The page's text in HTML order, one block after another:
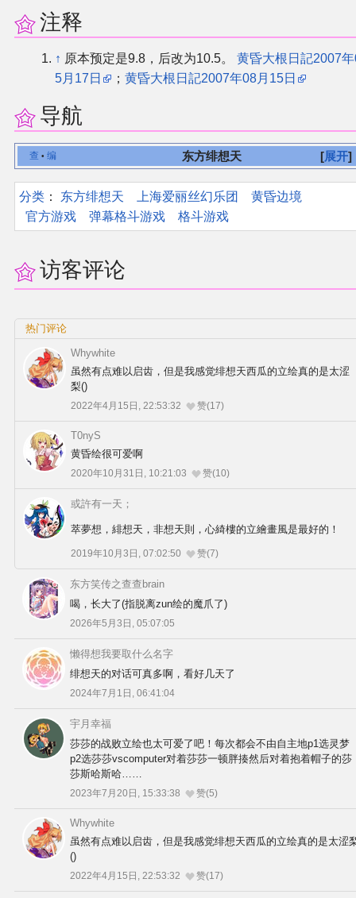
注释
↑ 原本预定是9.8，后改为10.5。黄昏大根日記2007
5月17日
；黄昏大根日記2007年08月15日
导航
展开
查 • 编 东方绯想天
分类 ：​ 东方绯想天 上海爱丽丝幻乐团
黄昏边境
官方游戏
弹幕格斗游戏 格斗游戏
访客评论
热门评论
Whywhite
虽然有点难以启齿，但是我感觉绯想天西瓜的立绘真的是太涩
梨()
2022年4月15日, 22:53:32 赞(17)
T0nyS
黄昏绘很可爱啊
2020年10月31日, 10:21:03 赞(10)
或許有一天；
萃夢想，緋想天，非想天則，心綺樓的立繪畫風是最好的！
2019年10月3日, 07:02:50 赞(7)
东方笑传之查查brain
喝，长大了(指脱离zun绘的魔爪了)
2026年5月3日, 05:07:05
懒得想我要取什么名字
绯想天的对话可真多啊，看好几天了
2024年7月1日, 06:41:04
宇月幸福
莎莎的战败立绘也太可爱了吧！每次都会不由自主地p1选灵梦
p2选莎莎vscomputer对着莎莎一顿胖揍然后对着抱着帽子的莎
莎斯哈斯哈……
2023年7月20日, 15:33:38 赞(5)
Whywhite
虽然有点难以启齿，但是我感觉绯想天西瓜的立绘真的是太涩
()
2022年4月15日, 22:53:32 赞(17)